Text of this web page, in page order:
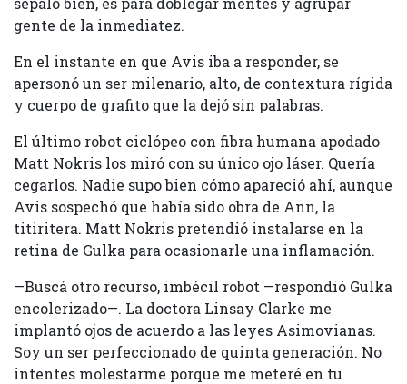
gente de la inmediatez.
En el instante en que Avis iba a responder, se
apersonó un ser milenario, alto, de contextura rígida
y cuerpo de grafito que la dejó sin palabras.
El último robot ciclópeo con fibra humana apodado
Matt Nokris los miró con su único ojo láser. Quería
cegarlos. Nadie supo bien cómo apareció ahí, aunque
Avis sospechó que había sido obra de Ann, la
titiritera. Matt Nokris pretendió instalarse en la
retina de Gulka para ocasionarle una inflamación.
—Buscá otro recurso, imbécil robot —respondió Gulka
encolerizado—. La doctora Linsay Clarke me
implantó ojos de acuerdo a las leyes Asimovianas.
Soy un ser perfeccionado de quinta generación. No
intentes molestarme porque me meteré en tu